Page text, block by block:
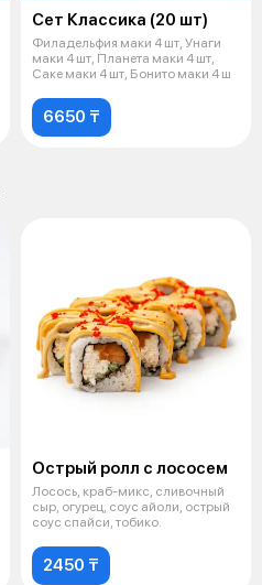
Сет Классика (20 шт)
Филадельфия маки 4 шт, Унаги
маки 4 шт, Планета маки 4 шт,
Саке маки 4 шт, Бонито маки 4 ш
6650 ₸
Острый ролл с лососем
Лосось, краб-микс, сливочный
сыр, огурец, соус айоли, острый
соус спайси, тобико.
2450 ₸